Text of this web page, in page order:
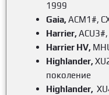
1999
Gaia, ACM1#,
Harrier,
Harrier HV,
Highlander,
поколение
Highlander,